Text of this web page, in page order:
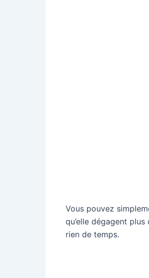
Vous pouvez
qu’elle dégagent
rien de temps.